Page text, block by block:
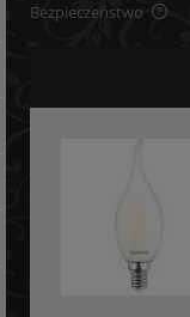
Bezpieczeństwo